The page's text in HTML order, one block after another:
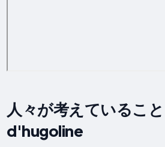
人々が考えているこ
d'hugoline